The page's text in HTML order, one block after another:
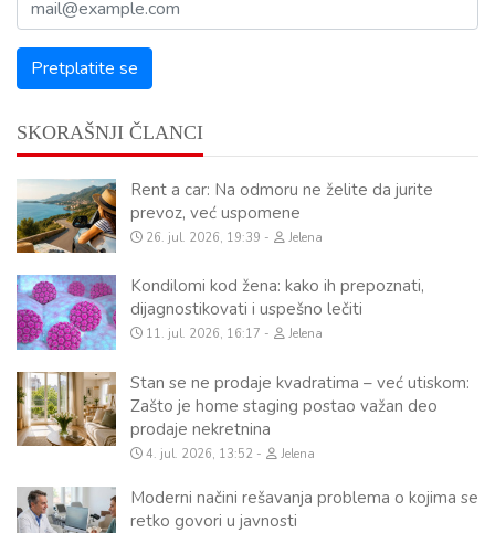
SKORAŠNJI ČLANCI
Rent a car: Na odmoru ne želite da jurite
prevoz, već uspomene
26. jul. 2026, 19:39 Jelena
Kondilomi kod žena: kako ih prepoznati,
dijagnostikovati i uspešno lečiti
11. jul. 2026, 16:17 Jelena
Stan se ne prodaje kvadratima – već utiskom:
Zašto je home staging postao važan deo
prodaje nekretnina
4. jul. 2026, 13:52 Jelena
Moderni načini rešavanja problema o kojima se
retko govori u javnosti